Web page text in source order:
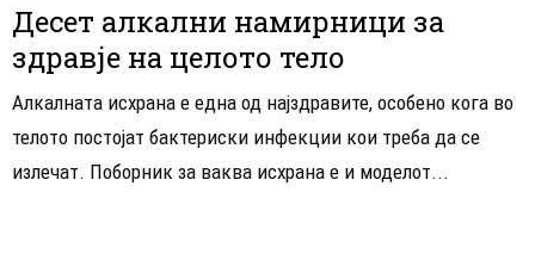
Десет алкални намирници за
здравје на целото тело
Алкалната исхрана е една од најздравите, особено кога во
телото постојат бактериски инфекции кои треба да се
излечат. Поборник за ваква исхрана е и моделот...